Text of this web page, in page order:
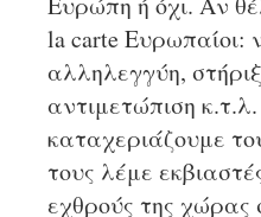
la carte Ευρωπαίοι:
αλληλεγγύη,
αντιμετώπιση
καταχεριάζουμε
τους λέμε
εχθρούς της χώρας